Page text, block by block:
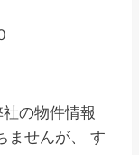
の物件情報
ませんが、 す